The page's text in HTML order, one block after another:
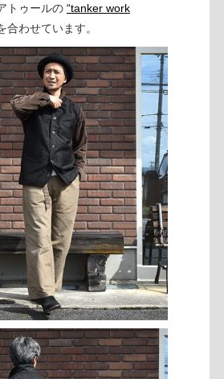
トゥールの “tanker work
合わせています。